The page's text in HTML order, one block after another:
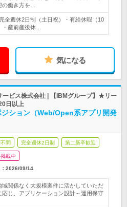
働き方を…
全週休2日制（土日祝）・有給休暇（10
・産前産後休…
気になる
ービス株式会社 | 【IBMグループ】★リー
日以上
ジション（Web/Open系アプリ開発
問 完全週休2日制 第二新卒歓迎
載中
2026/09/14
関係なく大規模案件に活かしていただ
じ、アプリケーション設計～運用保守